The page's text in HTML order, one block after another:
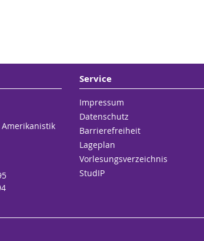
Service
Impressum
Datenschutz
Barrierefreiheit
Lageplan
Vorlesungsverzeichnis
StudIP